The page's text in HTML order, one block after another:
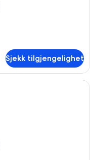
Sjekk tilgjengelighet